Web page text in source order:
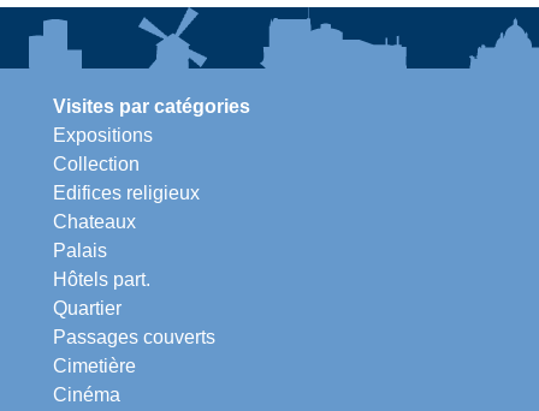
Visites par catégories
Expositions
Collection
Edifices religieux
Chateaux
Palais
Hôtels part.
Quartier
Passages couverts
Cimetière
Cinéma